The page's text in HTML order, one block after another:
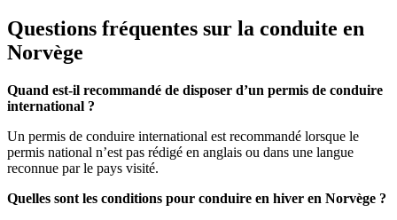
Questions fréquentes sur la conduite en
Norvège
Quand est-il recommandé de disposer d’un permis de conduire
international ?
Un permis de conduire international est recommandé lorsque le
permis national n’est pas rédigé en anglais ou dans une langue
reconnue par le pays visité.
Quelles sont les conditions pour conduire en hiver en Norvège ?